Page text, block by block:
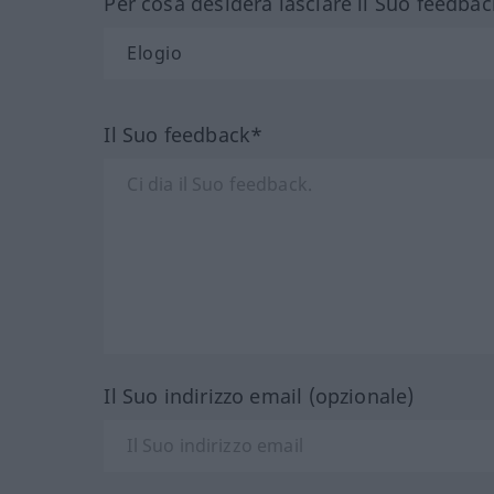
Il Suo feedback*
Il Suo indirizzo email (opzionale)